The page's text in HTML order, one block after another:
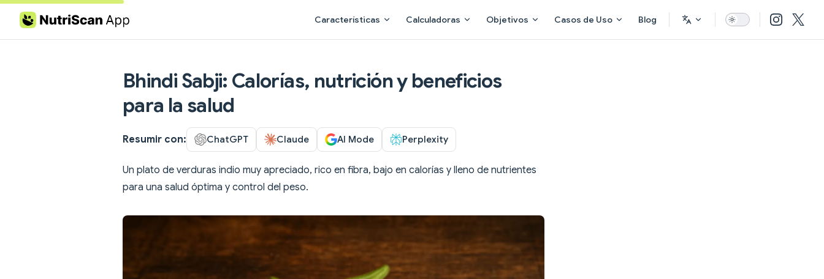
Skip to content Características Calculadoras Objetivos Casos de Uso Blog
Bhindi Sabji: Calorías, nutrición y beneficios
para la salud
Resumir con: ChatGPT Claude AI Mode Perplexity
Un plato de verduras indio muy apreciado, rico en fibra, bajo en calorías y lleno de nutrientes
para una salud óptima y control del peso.